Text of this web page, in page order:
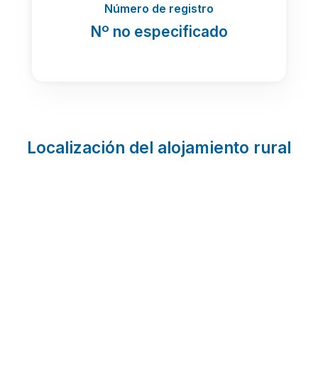
Número de registro
Nº no especificado
Localización del alojamiento rural